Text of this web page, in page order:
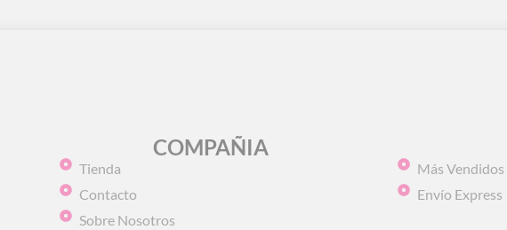
COMPAÑIA
Tienda
Contacto
Sobre Nosotros
Más Vendidos
Envío Express